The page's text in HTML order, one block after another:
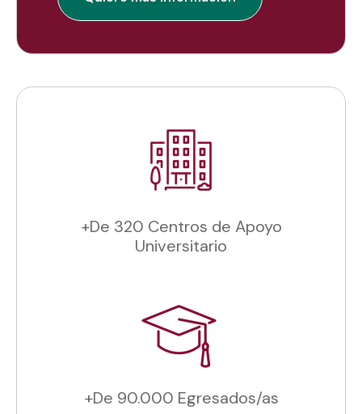
+De 320 Centros de Apoyo
Universitario
+De 90.000 Egresados/as